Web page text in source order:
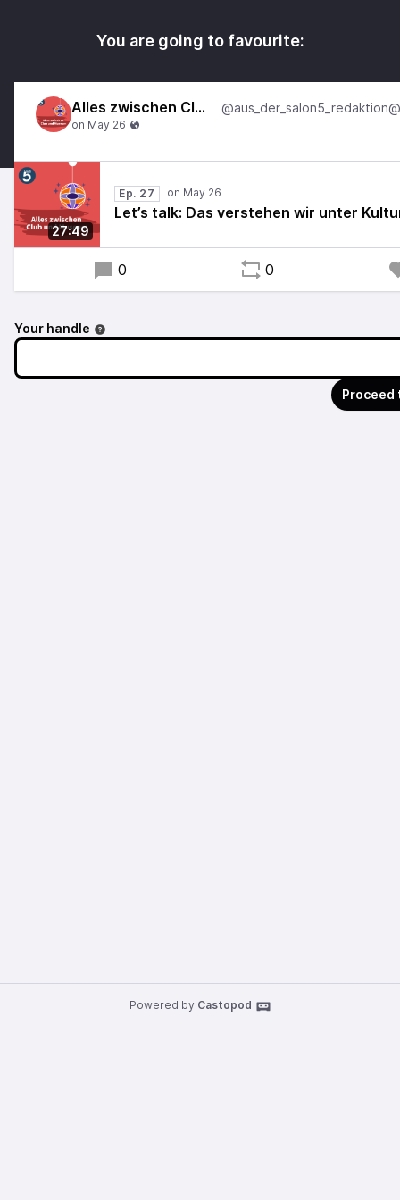
You are going to favourite:
Alles zwischen Club und Museum
27:49
Ep. 27
Let’s talk: Das verstehen wir unter
0 0
Your handle
Powered by Castopod